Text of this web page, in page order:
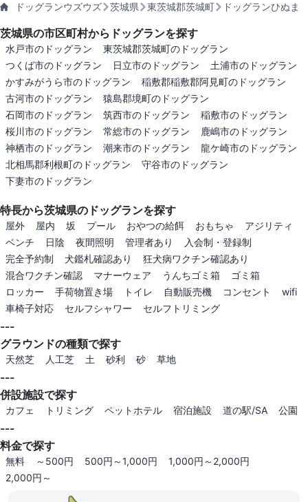
ドッグランウズウズ 茨城県 東茨城郡茨城町 ドッグランひぬま
茨城県の市区町村からドッグランを探す
水戸市のドッグラン
東茨城郡茨城町のドッグラン
つくば市のドッグラン
日立市のドッグラン
土浦市のドッグラン
かすみがうら市のドッグラン
稲敷郡稲敷郡阿見町のドッグラン
古河市のドッグラン
猿島郡境町のドッグラン
石岡市のドッグラン
筑西市のドッグラン
稲敷市のドッグラン
桜川市のドッグラン
常総市のドッグラン
鹿嶋市のドッグラン
神栖市のドッグラン
潮来市のドッグラン
龍ケ崎市のドッグラン
北相馬郡利根町のドッグラン
守谷市のドッグラン
下妻市のドッグラン
特長から茨城県のドッグランを探す
屋外 屋内 坂 プール おやつの給餌 おもちゃ
アジリティ
ベンチ
日陰 夜間照明 管理者あり
入会制・登録制
完全予約制
犬鑑札確認あり
狂犬病ワクチン確認あり
混合ワクチン確認
マナーウェア うんちゴミ箱
ゴミ箱
ロッカー
手荷物置き場 トイレ 自動販売機 コンセント
wifi
車椅子対応
セルフシャワー セルフトリミング
---
グラウンドの種類で探す
天然芝 人工芝 土 砂利 砂 草地
---
併設施設で探す
カフェ トリミング ペットホテル 宿泊施設 道の駅/SA 公園
---
料金で探す
無料 ～500円 500円～1,000円
1,000円～2,000円
2,000円～